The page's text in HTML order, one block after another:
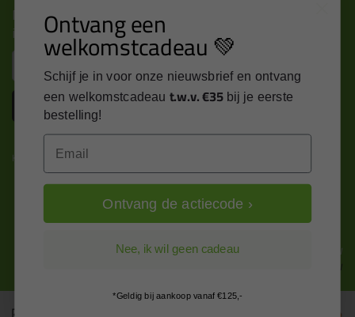
Nieuws, tips en exclusieve deals rechtstreeks in je
inbox
Inschrijven
Kitcentrum is trots op:
Alle prijzen zijn in EURO en excl. 21% BTW
wijzig naar incl. BTW
Ontvang een
welkomstcadeau 💚
Schijf je in voor onze nieuwsbrief en ontvang
een welkomstcadeau t.w.v. €35 bij je eerste
bestelling!
Email
Ontvang de actiecode ›
Nee, ik wil geen cadeau
*Geldig bij aankoop vanaf €125,-